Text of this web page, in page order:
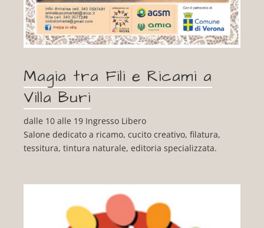
Magia tra Fili e Ricami a
Villa Buri
dalle 10 alle 19 Ingresso Libero
Salone dedicato a ricamo, cucito creativo, filatura,
tessitura, tintura naturale, editoria specializzata.